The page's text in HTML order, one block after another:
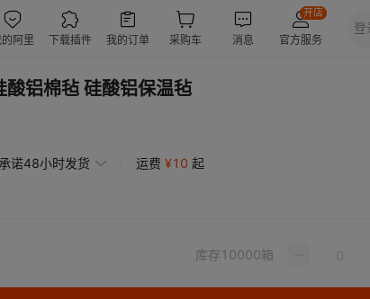
铝棉毡 硅酸铝保温毡
承诺48小时发货 运费 ¥10 起
库存10000箱